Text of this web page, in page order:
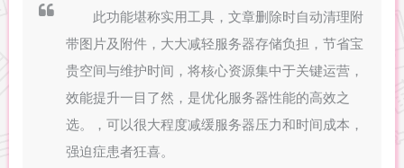
此功能堪称实用工具，文章删除时自动清理附
带图片及附件，大大减轻服务器存储负担，节省宝
贵空间与维护时间，将核心资源集中于关键运营，
效能提升一目了然，是优化服务器性能的高效之
选。，可以很大程度减缓服务器压力和时间成本，
强迫症患者狂喜。